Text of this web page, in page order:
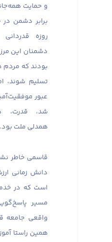
و حمایت
روزه
دشمنان این
بودند که مردم
تسلیم شوند،
عبور
شد، قدرت،
همدلی ملت بود.
قاسمی خاطر
دانش زمانی
است که در
مسیر
واقعی جامعه
همین راستا